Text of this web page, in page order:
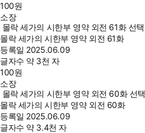
100원
소장
몰락 세가의 시한부 영약 외전 61화 선택
몰락 세가의 시한부 영약 외전 61화
등록일 2025.06.09
글자수 약 3천 자
100원
소장
몰락 세가의 시한부 영약 외전 60화 선택
몰락 세가의 시한부 영약 외전 60화
등록일 2025.06.09
글자수 약 3.4천 자